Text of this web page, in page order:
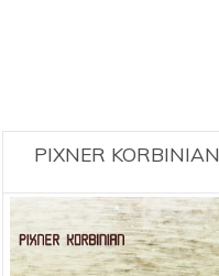
PIXNER KORBINIAN